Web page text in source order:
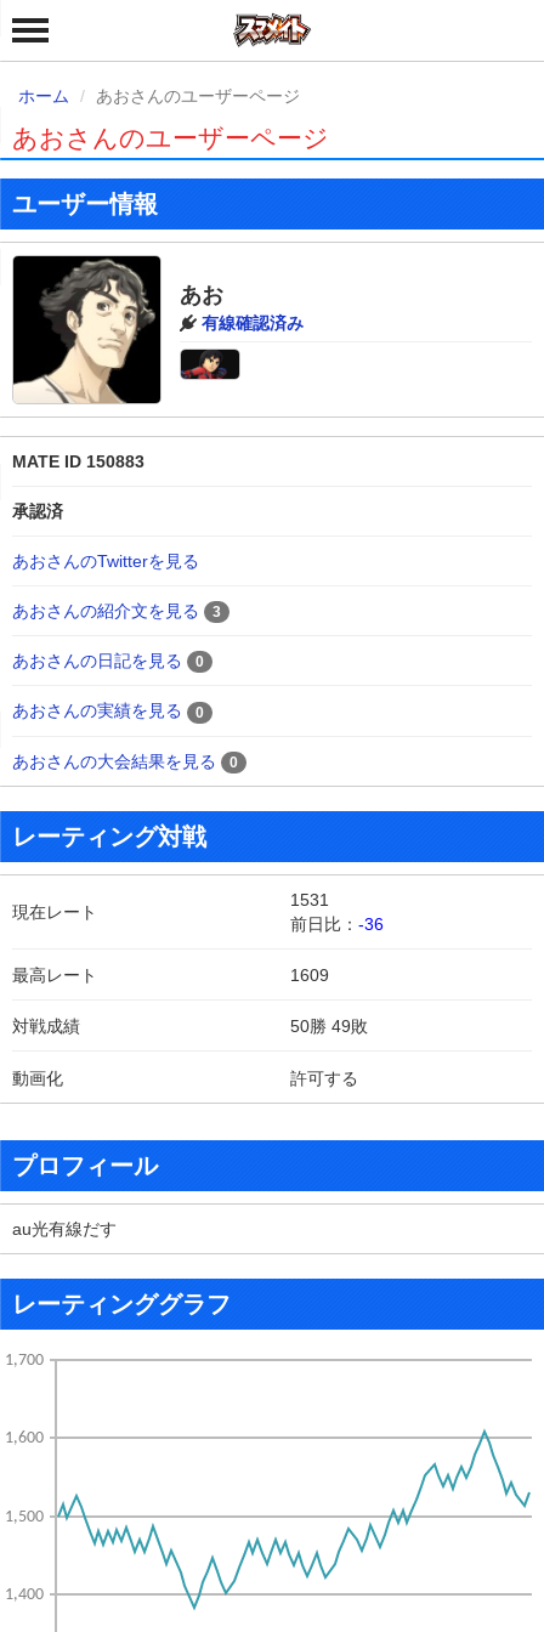
ホーム あおさんのユーザーページ
あおさんのユーザーページ
ユーザー情報
あお
有線確認済み
MATE ID 150883
承認済
あおさんのTwitterを見る
あおさんの紹介文を見る 3
あおさんの日記を見る 0
あおさんの実績を見る 0
あおさんの大会結果を見る 0
レーティング対戦
現在レート
1531
前日比： -36
最高レート 1609
対戦成績 50勝 49敗
動画化 許可する
プロフィール
au光有線だす
レーティンググラフ